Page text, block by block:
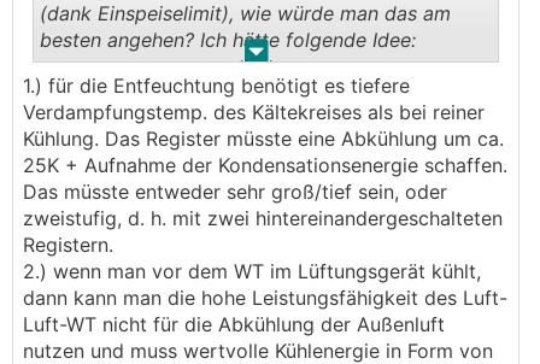
Im Hintergrund sind aber bereits Entwicklungen am
Laufen und bei den neueren Produkten ist das schon
wesentlich schöner gelöst.
Ich darf dabei auch ein wenig beratend mitwirken.
Auch regelungstechnisch würd ich da gerne noch ein
paar Punkte verbessern.
Aber nichtsdestotrotz: die Hardware hat erstmal
schon echt gutes Potential.
Wir sind auch mit anderen Herstellern in Kontakt, um
künftig vielleicht auch andere alternativeKWL-
Entfeuchtungs-Produkte anbieten zu können.
. .
(dank Einspeiselimit), wie würde man das am
besten angehen? Ich hätte folgende Idee:
Ein Kühlregister in der Außenluft zum
Entfeuchten. Die Luft wird dann vom WT im
Lüftungsgerät wieder aufgewärmt, um Kondensat
an den Zuluftrohren zu vermeiden. Wenn die
Feuchtewerte im Haus passen, kann man evtl
auch den Bypass aufmachen und ein bisschen
über die Luft mitkühlen.
Macht das Sinn oder übersehe ich was?
1.) für die Entfeuchtung benötigt es tiefere
Verdampfungstemp. des Kältekreises als bei reiner
Kühlung. Das Register müsste eine Abkühlung um ca.
25K + Aufnahme der Kondensationsenergie schaffen.
Das müsste entweder sehr groß/tief sein, oder
zweistufig, d. h. mit zwei hintereinandergeschalteten
Registern.
2.) wenn man vor dem WT im Lüftungsgerät kühlt,
dann kann man die hohe Leistungsfähigkeit des Luft-
Luft-WT nicht für die Abkühlung der Außenluft
nutzen und muss wertvolle Kühlenergie in Form von